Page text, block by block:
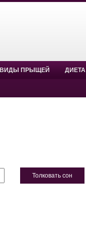
ВИДЫ ПРЫЩЕЙ ДИЕТА
Толковать сон